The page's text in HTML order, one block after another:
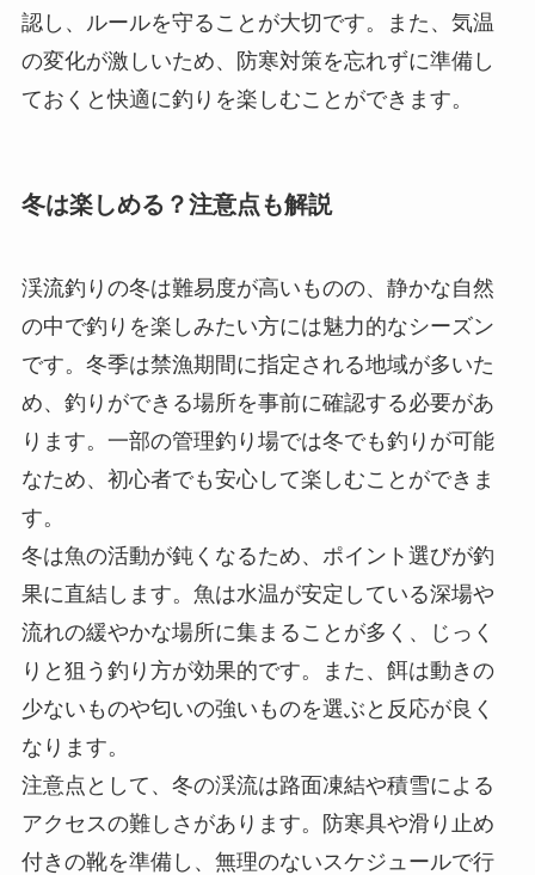
認し、ルールを守ることが大切です。また、気温
の変化が激しいため、防寒対策を忘れずに準備し
ておくと快適に釣りを楽しむことができます。
冬は楽しめる？注意点も解説
渓流釣りの冬は難易度が高いものの、静かな自然
の中で釣りを楽しみたい方には魅力的なシーズン
です。冬季は禁漁期間に指定される地域が多いた
め、釣りができる場所を事前に確認する必要があ
ります。一部の管理釣り場では冬でも釣りが可能
なため、初心者でも安心して楽しむことができま
す。
冬は魚の活動が鈍くなるため、ポイント選びが釣
果に直結します。魚は水温が安定している深場や
流れの緩やかな場所に集まることが多く、じっく
りと狙う釣り方が効果的です。また、餌は動きの
少ないものや匂いの強いものを選ぶと反応が良く
なります。
注意点として、冬の渓流は路面凍結や積雪による
アクセスの難しさがあります。防寒具や滑り止め
付きの靴を準備し、無理のないスケジュールで行